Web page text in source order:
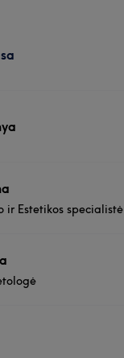
ir Estetikos specialistė